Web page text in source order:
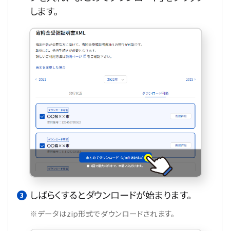
します。
しばらくするとダウンロードが始まります。
※データはzip形式でダウンロードされます。